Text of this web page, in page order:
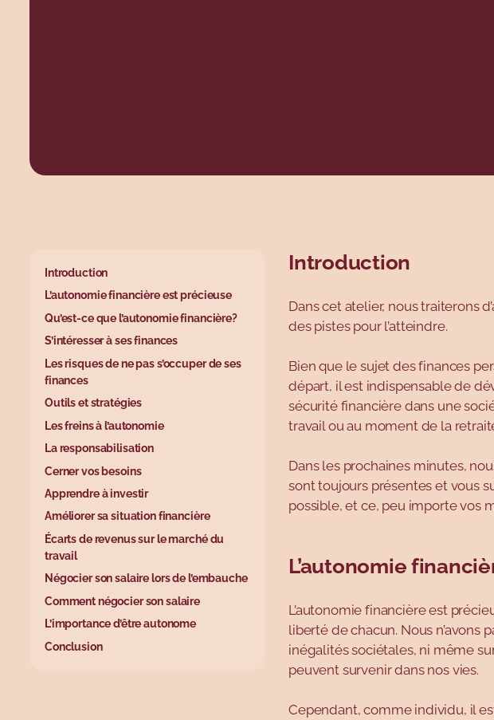
Introduction
L’autonomie financière est précieuse
Qu’est-ce que l’autonomie financière?
S’intéresser à ses finances
Les risques de ne pas s’occuper de ses
finances
Outils et stratégies
Les freins à l’autonomie
La responsabilisation
Cerner vos besoins
Apprendre à investir
Améliorer sa situation financière
Écarts de revenus sur le marché du
travail
Négocier son salaire lors de l’embauche
Comment négocier son salaire
L’importance d’être autonome
Conclusion
Introduction
Dans cet atelier, nous traiterons
des pistes pour l’atteindre.
Bien que le sujet des finances
départ, il est indispensable de
sécurité financière dans une
travail ou au moment de la
Dans les prochaines minutes,
sont toujours présentes et vous
possible, et ce, peu importe vos
L’autonomie
L’autonomie financière est
liberté de chacun. Nous n’avons
inégalités sociétales, ni même
peuvent survenir dans nos vies.
Cependant, comme individu, il